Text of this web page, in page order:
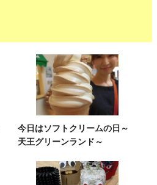
今日はソフトクリームの日～
天王グリーンランド～